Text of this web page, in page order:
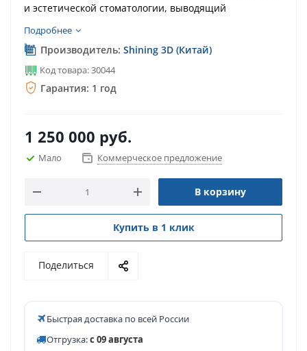
и эстетической стоматологии, выводящий
Подробнее
Производитель: Shining 3D (Китай)
Код товара: 30044
Гарантия: 1 год
1 250 000 руб.
Мало Коммерческое предложение
В корзину
Купить в 1 клик
Поделиться
Быстрая доставка по всей России
Отгрузка:с 09 августа